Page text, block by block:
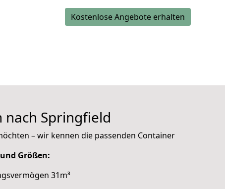
Kostenlose Angebote erhalten
nach Springfield
– wir kennen die passenden Container
Größen:
31m³